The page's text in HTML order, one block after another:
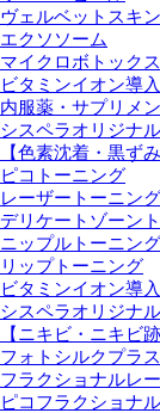
ヴェルベットスキン
エクソソーム
マイクロボトックス
ビタミンイオン導入
内服薬・サプリメ
シスペラオリジナ
【色素沈着・黒ず
ピコトーニング
レーザートーニング
デリケートゾーン
ニップルトーニング
リップトーニング
ビタミンイオン導入
シスペラオリジナ
【ニキビ・ニキビ跡
フォトシルクプラ
フラクショナルレ
ピコフラクショナ